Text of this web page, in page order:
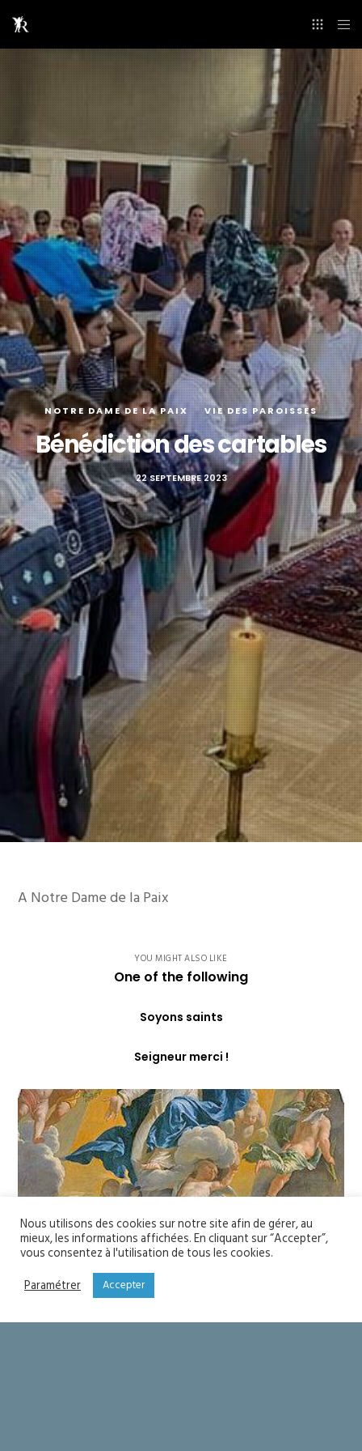
NOTRE DAME DE LA PAIX VIE DES PAROISSES
Bénédiction des cartables
22 SEPTEMBRE 2023
A Notre Dame de la Paix
YOU MIGHT ALSO LIKE
One of the following
Soyons saints
Seigneur merci !
Nous utilisons des cookies sur notre site afin de gérer, au
mieux, les informations affichées. En cliquant sur “Accepter”,
vous consentez à l'utilisation de tous les cookies.
Paramétrer
Accepter